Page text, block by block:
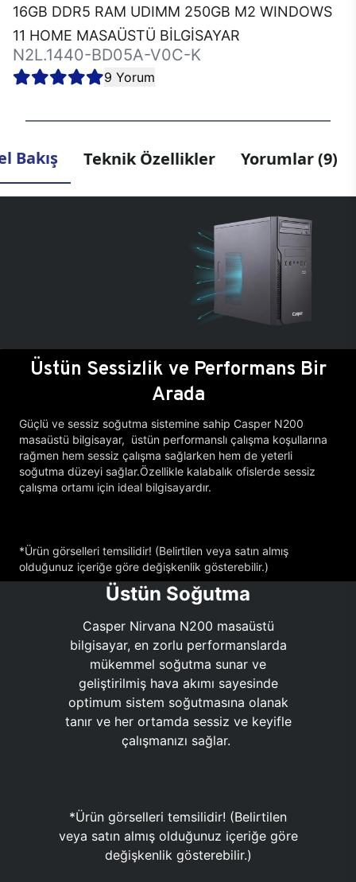
16GB DDR5 RAM UDIMM 250GB M2 WINDOWS
11 HOME MASAÜSTÜ BİLGİSAYAR
N2L.1440-BD05A-V0C-K
9 Yorum
Bakış Teknik Özellikler Yorumlar (9)
Üstün Sessizlik ve Performans Bir
Arada
Güçlü ve sessiz soğutma sistemine sahip Casper N200
masaüstü bilgisayar, üstün performanslı çalışma koşullarına
rağmen hem sessiz çalışma sağlarken hem de yeterli
soğutma düzeyi sağlar.Özellikle kalabalık ofislerde sessiz
çalışma ortamı için ideal bilgisayardır.
*Ürün görselleri temsilidir! (Belirtilen veya satın almış
olduğunuz içeriğe göre değişkenlik gösterebilir.)
Üstün Soğutma
Casper Nirvana N200 masaüstü
bilgisayar, en zorlu performanslarda
mükemmel soğutma sunar ve
geliştirilmiş hava akımı sayesinde
optimum sistem soğutmasına olanak
tanır ve her ortamda sessiz ve keyifle
çalışmanızı sağlar.
*Ürün görselleri temsilidir! (Belirtilen
veya satın almış olduğunuz içeriğe göre
değişkenlik gösterebilir.)